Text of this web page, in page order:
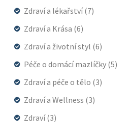
Zdraví a lékařství(7)
Zdraví a Krása (6)
Zdraví a životní styl (6)
Péče o domácí mazlíčky (5)
Zdraví a péče o tělo (3)
Zdraví a Wellness (3)
Zdraví(3)